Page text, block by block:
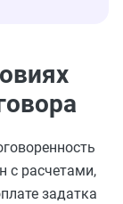
с расчетами,
задатка